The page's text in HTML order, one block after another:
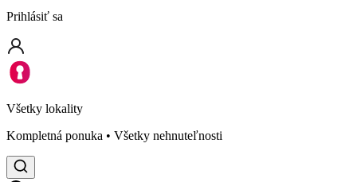
Prihlásiť sa
Všetky lokality
Kompletná ponuka • Všetky nehnuteľnosti